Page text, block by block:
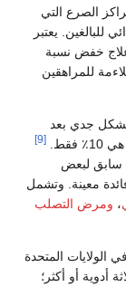
الصرع التي
للبالغين. يعتبر
علاج خفض نسبة
للمراهقين
بشكل جدي بعد
[9]
سابق لبعض
معينة. وتشمل
، ومرض التصلب
في الولايات المتحدة
أدوية أو أكثر؛